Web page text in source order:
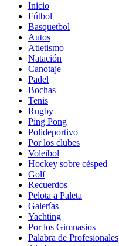
Inicio
Fútbol
Basquetbol
Autos
Atletismo
Natación
Canotaje
Padel
Bochas
Tenis
Rugby
Ping Pong
Polideportivo
Por los clubes
Voleibol
Hockey sobre césped
Golf
Recuerdos
Pelota a Paleta
Galerías
Yachting
Por los Gimnasios
Palabra de Profesionales